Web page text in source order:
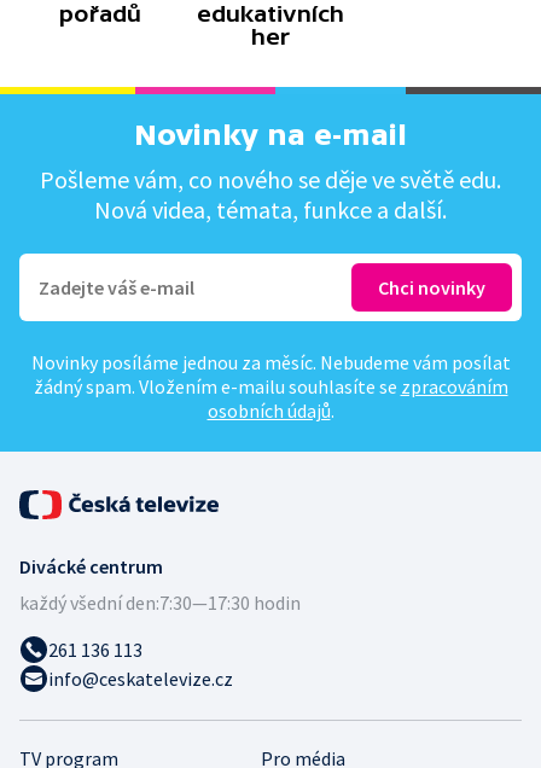
pořadů
edukativních
her
Novinky na e-mail
Pošleme vám, co nového se děje ve světě edu.
Nová videa, témata, funkce a další.
Novinky posíláme jednou za měsíc. Nebudeme vám posílat
žádný spam. Vložením e-mailu souhlasíte se zpracováním
osobních údajů.